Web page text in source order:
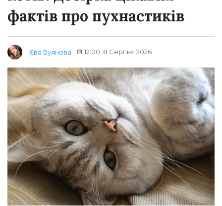
фактів про пухнастиків
Єва Буянова 12:00, 8 Серпня 2026